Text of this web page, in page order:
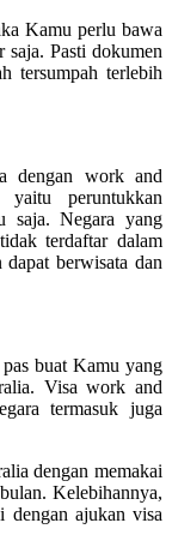
Kamu perlu bawa
saja. Pasti dokumen
tersumpah terlebih
dengan work and
peruntukkan
saja. Negara yang
terdaftar dalam
berwisata dan
buat Kamu yang
Visa work and
termasuk juga
dengan memakai
Kelebihannya,
dengan ajukan visa